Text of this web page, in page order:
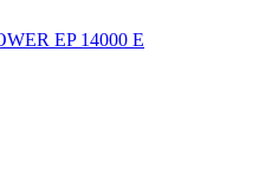
EP 14000 Е